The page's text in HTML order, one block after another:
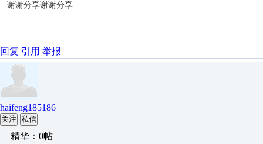
谢谢分享谢谢分享
回复 引用 举报
haifeng185186
关注 私信
精华：0帖